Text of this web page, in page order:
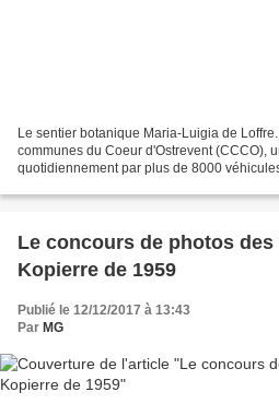
Le sentier botanique Maria-Luigia de
communes du Coeur d'Ostrevent (CCCO),
quotidiennement par plus de 8000
Le concours de photos
Kopierre de 1959
Publié le 12/12/2017 à 13:43
Par MG